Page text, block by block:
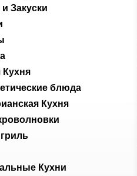
Закуски
Кухня
блюда
Кухня
Кухни